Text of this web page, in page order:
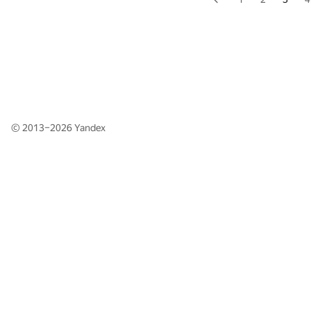
© 2013–2026Yandex